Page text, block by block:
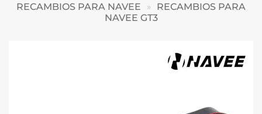
RECAMBIOS PARA NAVEE »
RECAMBIOS PARA
NAVEE GT3